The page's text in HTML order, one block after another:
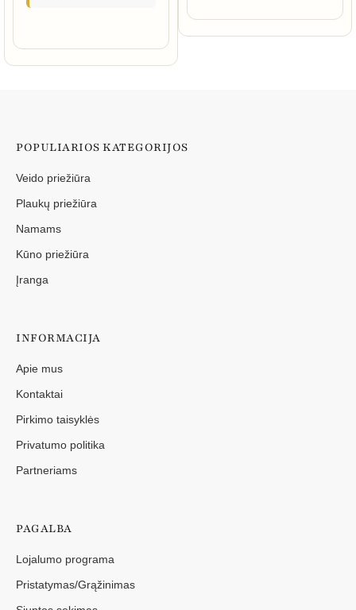
POPULIARIOS KATEGORIJOS
Veido priežiūra
Plaukų priežiūra
Namams
Kūno priežiūra
Įranga
INFORMACIJA
Apie mus
Kontaktai
Pirkimo taisyklės
Privatumo politika
Partneriams
PAGALBA
Lojalumo programa
Pristatymas/Grąžinimas